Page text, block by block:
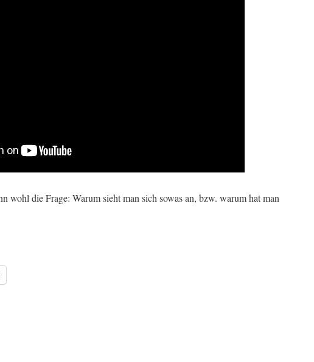
wohl die Frage: Warum sieht man sich sowas an, bzw. warum hat man